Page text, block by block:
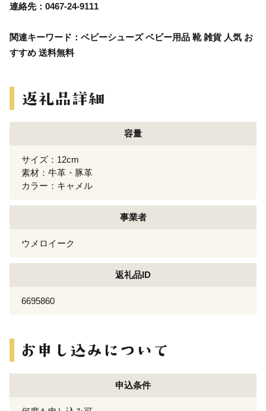
連絡先：0467-24-9111
関連キーワード：ベビーシューズ ベビー用品 靴 雑貨 人気 お
すすめ 送料無料
容量
サイズ：12cm
素材：牛革・豚革
カラー：キャメル
事業者
ウメロイーク
返礼品ID
6695860
申込条件